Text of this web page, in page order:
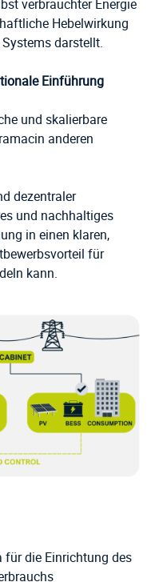
verbrauchter Energie
Hebelwirkung
darstellt.
Einführung
und skalierbare
anderen
dezentraler
und nachhaltiges
in einen klaren,
für
kann.
die Einrichtung des